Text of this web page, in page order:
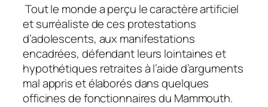
Tout le monde a perçu le caractère artificiel
et surréaliste de ces protestations
d’adolescents, aux manifestations
encadrées, défendant leurs lointaines et
hypothétiques retraites à l’aide d’arguments
mal appris et élaborés dans quelques
officines de fonctionnaires du Mammouth.